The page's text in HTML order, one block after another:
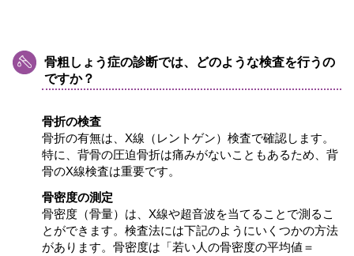
骨粗しょう症の診断では、どのような検査を行うの
ですか？
骨折の検査
骨折の有無は、X線（レントゲン）検査で確認します。
特に、背骨の圧迫骨折は痛みがないこともあるため、背
骨のX線検査は重要です。
骨密度の測定
骨密度（骨量）は、X線や超音波を当てることで測るこ
とができます。検査法には下記のようにいくつかの方法
があります。骨密度は「若い人の骨密度の平均値＝